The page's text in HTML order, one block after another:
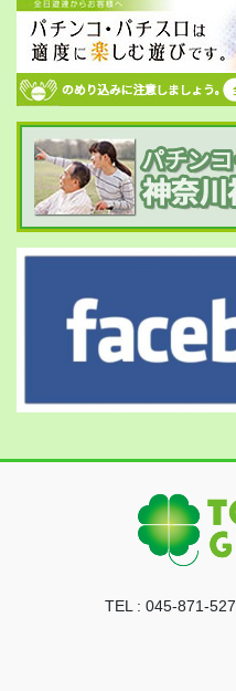
TEL : 045-871-